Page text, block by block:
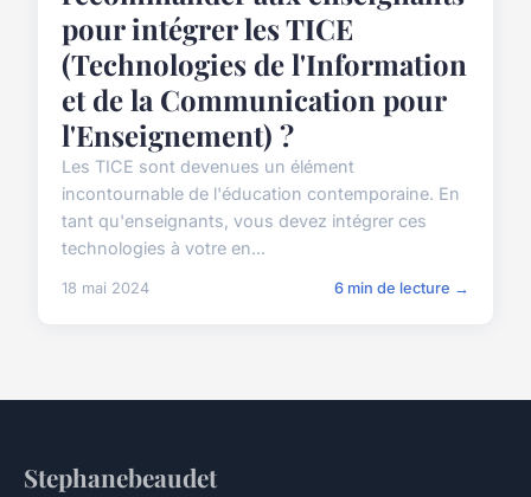
pour intégrer les TICE
(Technologies de l'Information
et de la Communication pour
l'Enseignement) ?
Les TICE sont devenues un élément
incontournable de l'éducation contemporaine. En
tant qu'enseignants, vous devez intégrer ces
technologies à votre en...
18 mai 2024 6 min de lecture →
Stephanebeaudet